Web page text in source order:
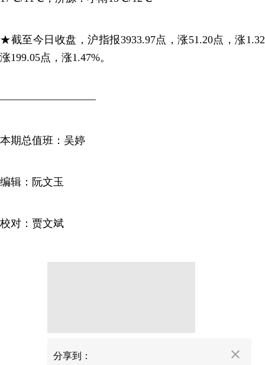
★截至今日收盘，沪指报3933.97点，涨51.20点，涨
涨199.05点，涨1.47%。
—————————
本期总值班：吴婷
编辑：阮文玉
校对：贾文斌
分享到：